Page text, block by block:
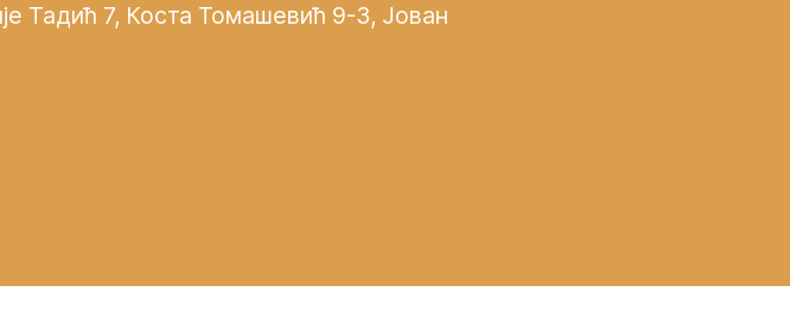
Тадић 7, Коста Томашевић 9-3, Јован